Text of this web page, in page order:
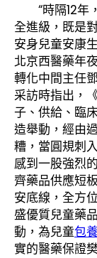
“時隔12年
全進級，既是
安身兒童安康
北京西醫藥年
轉化中間主任
采訪時指出，
子、供給、臨
造舉動，經由
糟，當圓規刺
感到一股強烈
齊藥品供應短
安底線，全方
盛優質兒童藥
動，為兒童包
實的醫藥保證